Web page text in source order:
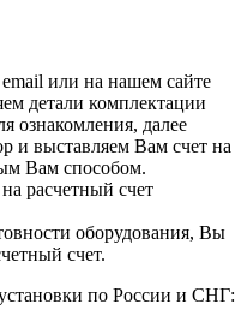
email или на нашем сайте
детали комплектации
ознакомления, далее
и выставляем Вам счет на
Вам способом.
расчетный счет
оборудования, Вы
счет.
по России и СНГ: